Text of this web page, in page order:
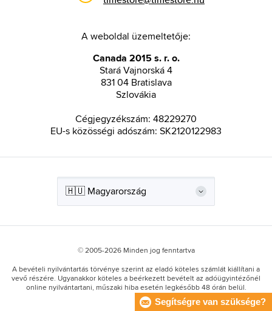
A weboldal üzemeltetője:
Canada 2015 s. r. o.
Stará Vajnorská 4
831 04 Bratislava
Szlovákia
Cégjegyzékszám: 48229270
EU-s közösségi adószám: SK2120122983
© 2005-2026 Minden jog fenntartva
A bevételi nyilvántartás törvénye szerint az eladó köteles számlát kiállítani a
vevő részére. Ugyanakkor köteles a beérkezett bevételt az adóügyintézőnél
online nyilvántartani, műszaki hiba esetén legkésőbb 48 órán belül.
Segítségre van szüksége?